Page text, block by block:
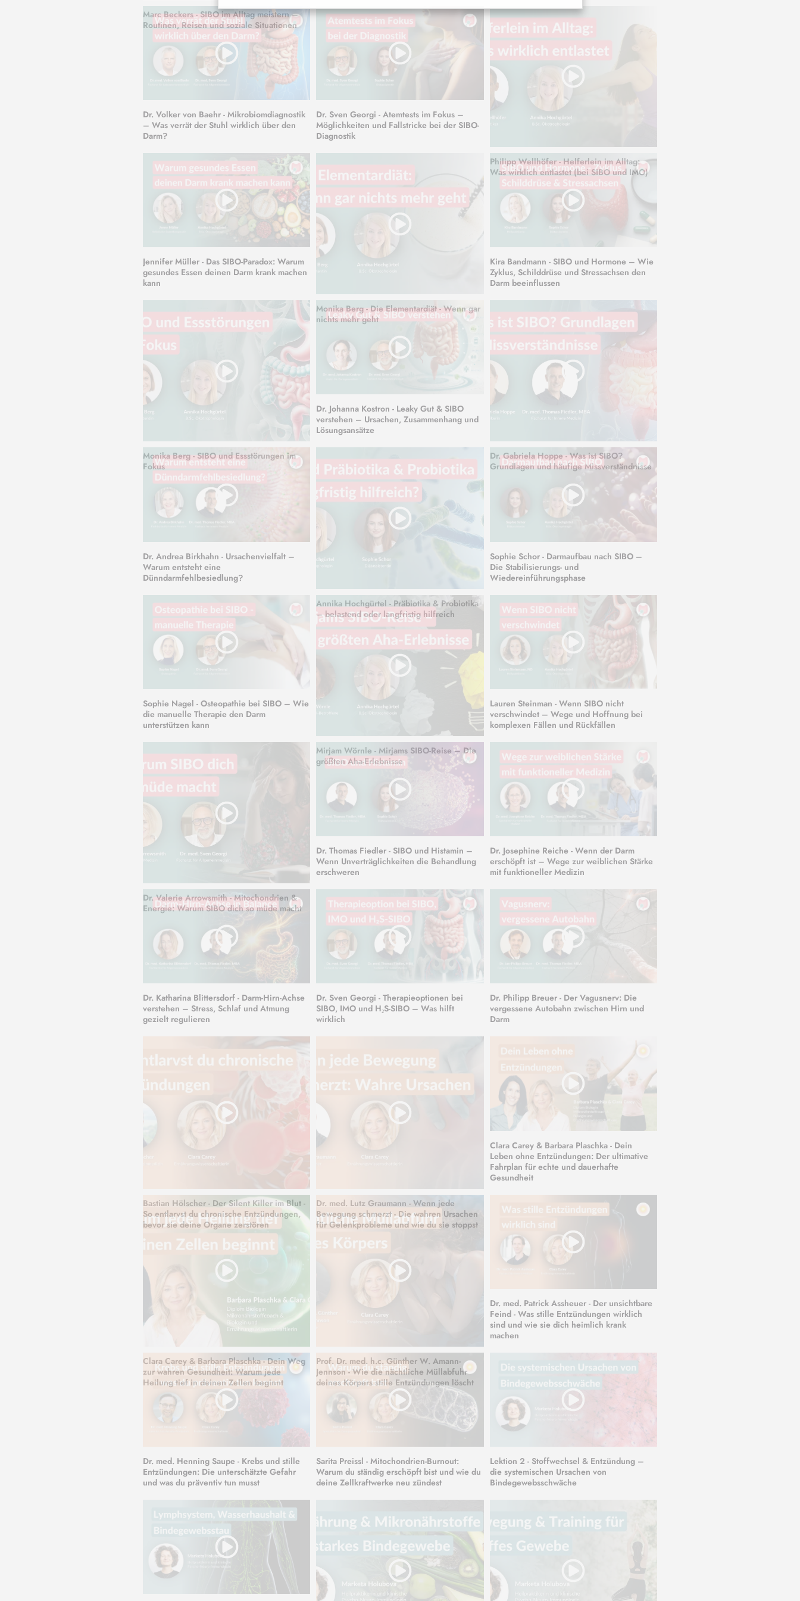
Marc Beckers - SIBO im Alltag meistern –
Routinen, Reisen und soziale Situationen
Dr. Volker von Baehr - Mikrobiomdiagnostik
– Was verrät der Stuhl wirklich über den
Darm?
Dr. Sven Georgi - Atemtests im Fokus –
Möglichkeiten und Fallstricke bei der SIBO-
Diagnostik
Philipp Wellhöfer - Helferlein im Alltag:
Was wirklich entlastet (bei SIBO und IMO)
Jennifer Müller - Das SIBO-Paradox: Warum
gesundes Essen deinen Darm krank machen
kann
Monika Berg - Die Elementardiät - Wenn gar
nichts mehr geht
Kira Bandmann - SIBO und Hormone – Wie
Zyklus, Schilddrüse und Stressachsen den
Darm beeinflussen
Monika Berg - SIBO und Essstörungen im
Fokus
Dr. Johanna Kostron - Leaky Gut & SIBO
verstehen – Ursachen, Zusammenhang und
Lösungsansätze
Dr. Gabriela Hoppe - Was ist SIBO?
Grundlagen und häufige Missverständnisse
Dr. Andrea Birkhahn - Ursachenvielfalt –
Warum entsteht eine
Dünndarmfehlbesiedlung?
Annika Hochgürtel - Präbiotika & Probiotika
– belastend oder langfristig hilfreich
Sophie Schor - Darmaufbau nach SIBO –
Die Stabilisierungs- und
Wiedereinführungsphase
Sophie Nagel - Osteopathie bei SIBO – Wie
die manuelle Therapie den Darm
unterstützen kann
Mirjam Wörnle - Mirjams SIBO-Reise – Die
größten Aha-Erlebnisse
Lauren Steinman - Wenn SIBO nicht
verschwindet – Wege und Hoffnung bei
komplexen Fällen und Rückfällen
Dr. Valerie Arrowsmith - Mitochondrien &
Energie: Warum SIBO dich so müde macht
Dr. Thomas Fiedler - SIBO und Histamin –
Wenn Unverträglichkeiten die Behandlung
erschweren
Dr. Josephine Reiche - Wenn der Darm
erschöpft ist – Wege zur weiblichen Stärke
mit funktioneller Medizin
Dr. Katharina Blittersdorf - Darm-Hirn-Achse
verstehen – Stress, Schlaf und Atmung
gezielt regulieren
Dr. Sven Georgi - Therapieoptionen bei
SIBO, IMO und H₂S-SIBO – Was hilft
wirklich
Dr. Philipp Breuer - Der Vagusnerv: Die
vergessene Autobahn zwischen Hirn und
Darm
Bastian Hölscher - Der Silent Killer im Blut -
So entlarvst du chronische Entzündungen,
bevor sie deine Organe zerstören
Dr. med. Lutz Graumann - Wenn jede
Bewegung schmerzt - Die wahren Ursachen
für Gelenkprobleme und wie du sie stoppst
Clara Carey & Barbara Plaschka - Dein
Leben ohne Entzündungen: Der ultimative
Fahrplan für echte und dauerhafte
Gesundheit
Clara Carey & Barbara Plaschka - Dein Weg
zur wahren Gesundheit: Warum jede
Heilung tief in deinen Zellen beginnt
Prof. Dr. med. h.c. Günther W. Amann-
Jennson - Wie die nächtliche Müllabfuhr
deines Körpers stille Entzündungen löscht
Dr. med. Patrick Assheuer - Der unsichtbare
Feind - Was stille Entzündungen wirklich
sind und wie sie dich heimlich krank
machen
Dr. med. Henning Saupe - Krebs und stille
Entzündungen: Die unterschätzte Gefahr
und was du präventiv tun musst
Sarita Preissl - Mitochondrien-Burnout:
Warum du ständig erschöpft bist und wie du
deine Zellkraftwerke neu zündest
Lektion 2 - Stoffwechsel & Entzündung –
die systemischen Ursachen von
Bindegewebsschwäche